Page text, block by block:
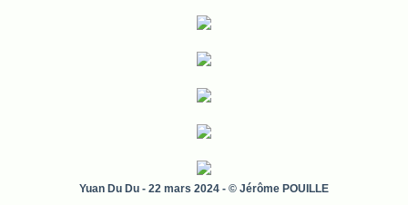
Yuan Du Du - 22 mars 2024 - © Jérôme POUILLE